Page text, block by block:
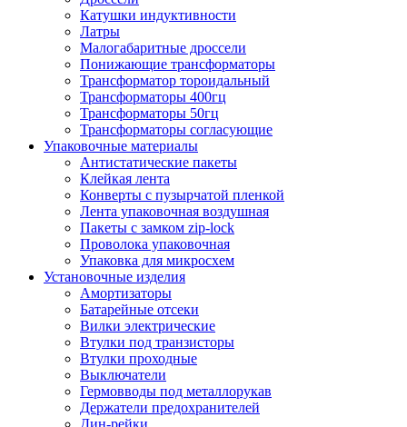
Катушки индуктивности
Латры
Малогабаритные дроссели
Понижающие трансформаторы
Трансформатор тороидальный
Трансформаторы 400гц
Трансформаторы 50гц
Трансформаторы согласующие
Упаковочные материалы
Антистатические пакеты
Клейкая лента
Конверты с пузырчатой пленкой
Лента упаковочная воздушная
Пакеты с замком zip-lock
Проволока упаковочная
Упаковка для микросхем
Установочные изделия
Амортизаторы
Батарейные отсеки
Вилки электрические
Втулки под транзисторы
Втулки проходные
Выключатели
Гермовводы под металлорукав
Держатели предохранителей
Дин-рейки